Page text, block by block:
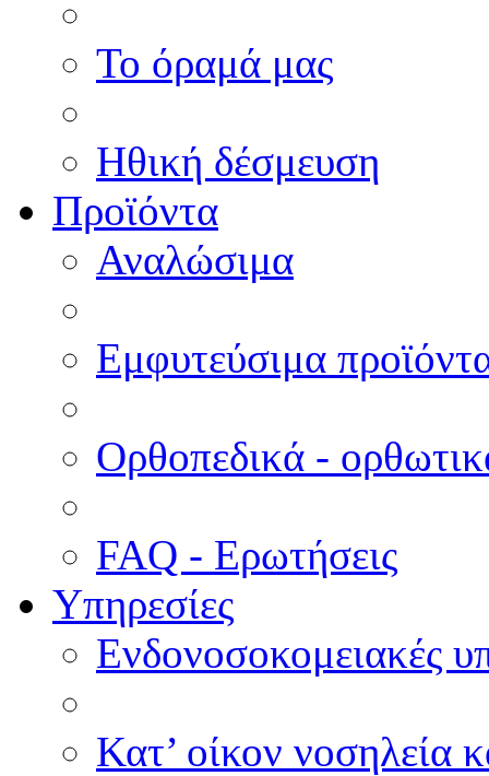
Το όραμά μας
Ηθική δέσμευση
Προϊόντα
Αναλώσιμα
Εμφυτεύσιμα
Ορθοπεδικά -
FAQ - Ερωτήσεις
Υπηρεσίες
Ενδονοσοκομειακές
Κατ’ οίκον νοσηλεία